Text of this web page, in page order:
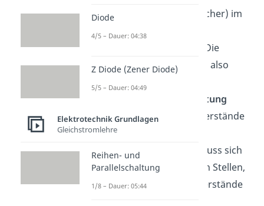
Widerstände (Verbraucher) im
Stromkreis
hintereinanderliegen. Die
Stromstärke muss sich also
nicht
aufteilen
Parallelschaltung
hingegen sind die Widerstände
(Verbraucher) parallel
geschaltet. Dadurch muss sich
die Stromstärke an den Stellen,
an denen sich die Widerstände
Diode
4/5 – Dauer: 04:38
Z Diode (Zener Diode)
5/5 – Dauer: 04:49
Elektrotechnik Grundlagen
Gleichstromlehre
Reihen- und
Parallelschaltung
1/8 – Dauer: 05:44